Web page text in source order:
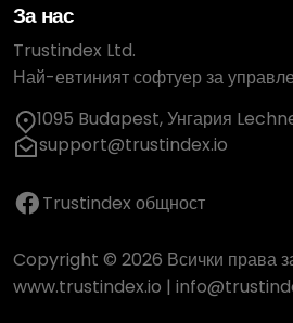
За нас
Trustindex Ltd.
Най-евтиният софтуер за
1095 Budapest, Унгария
support@trustindex.io
Trustindex общност
Copyright © 2026 Всички права
www.trustindex.io |